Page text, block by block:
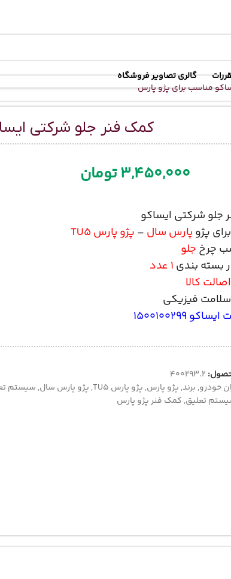
گالری تصاویر فروشگاه
مناسب برای پژو پارس
کمک فنر جلو شرکتی
3,450,000تومان
جلو شرکتی ایساکو
پژو پارس سال – پژو پارس TU5
چرخ جلو
بسته بندی 1 عدد
اصالت کالا
فیزیکی
1500100299
400293.2
خودرو, برند, پژو پارس, پژو پارس TU5 , پژو پارس سال, سیستم
تعلیق, کمک فنر پژو پارس